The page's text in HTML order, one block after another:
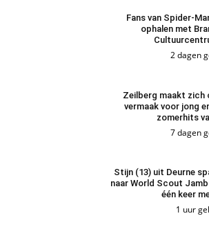
Fans van Spider-
ophalen met
2 dagen
Zeilberg maakt zich
vermaak voor jong
zomerhits
7 dagen
Stijn (13) uit Deurne
naar World Scout
één keer
1 uur